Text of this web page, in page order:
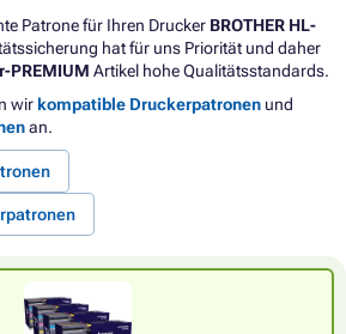
Patrone für Ihren Drucker BROTHER HL-
hat für uns Priorität und daher
PREMIUM Artikel hohe Qualitätsstandards.
wir kompatible Druckerpatronen und
an.